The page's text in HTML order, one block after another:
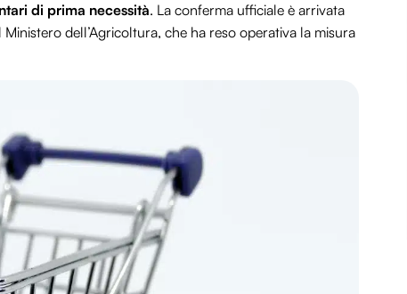
di prima necessità. La conferma ufficiale è arrivata
dell’Agricoltura, che ha reso operativa la misura